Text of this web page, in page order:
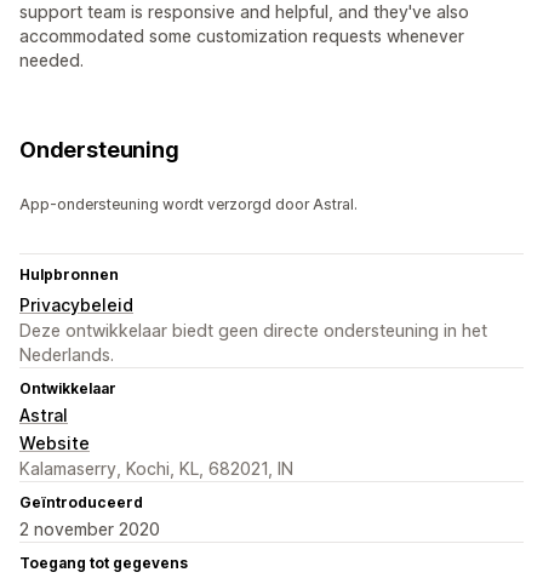
support team is responsive and helpful, and they've also
accommodated some customization requests whenever
needed.
Ondersteuning
App-ondersteuning wordt verzorgd door Astral.
Hulpbronnen
Privacybeleid
Deze ontwikkelaar biedt geen directe ondersteuning in het
Nederlands.
Ontwikkelaar
Astral
Website
Kalamaserry, Kochi, KL, 682021, IN
Geïntroduceerd
2 november 2020
Toegang tot gegevens